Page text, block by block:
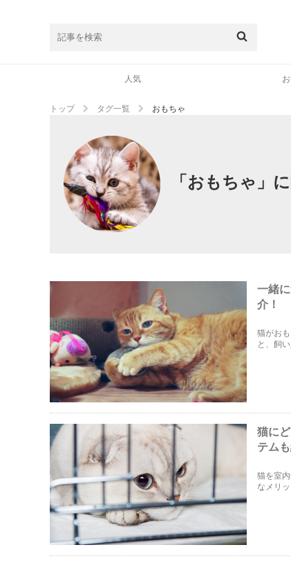
人気
トップ タグ一覧 おもちゃ
「おもちゃ」
一緒
介！
猫がお
と、飼
猫に
テム
猫を室
なメリ